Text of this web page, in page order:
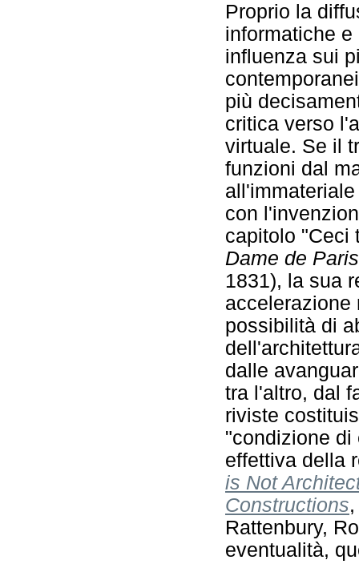
Proprio la
informatiche
influenza sui
più
critica verso
virtuale. Se il
funzioni dal
con
capitolo "Ceci
Dame de Paris
1831), la sua
accelerazione
possibilità di
dalle
tra l'altro, dal
riviste
"condizione di
effettiva della
is Not
Constructions
Rattenbury,
eventualità,